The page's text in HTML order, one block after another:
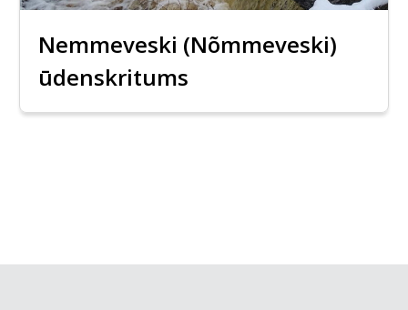
Nemmeveski (Nõmmeveski)
ūdenskritums